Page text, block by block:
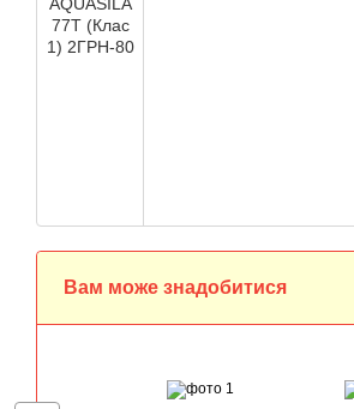
Вам може знадобитися